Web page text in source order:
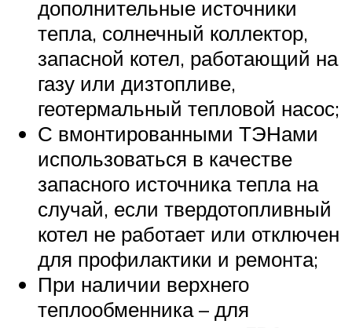
дополнительные источники
тепла, солнечный коллектор,
запасной котел, работающий на
газу или дизтопливе,
геотермальный тепловой насос;
С вмонтированными ТЭНами
использоваться в качестве
запасного источника тепла на
случай, если твердотопливный
котел не работает или отключен
для профилактики и ремонта;
При наличии верхнего
теплообменника – для